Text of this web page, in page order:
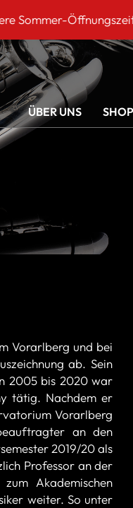
DI-FR 9
ÜBER UNS SHOP
Vorarlberg und bei
ab. Sein
2005 bis 2020 war
tätig. Nachdem er
Vorarlberg
an den
2019/20 als
Professor an der
Akademischen
weiter. So unter